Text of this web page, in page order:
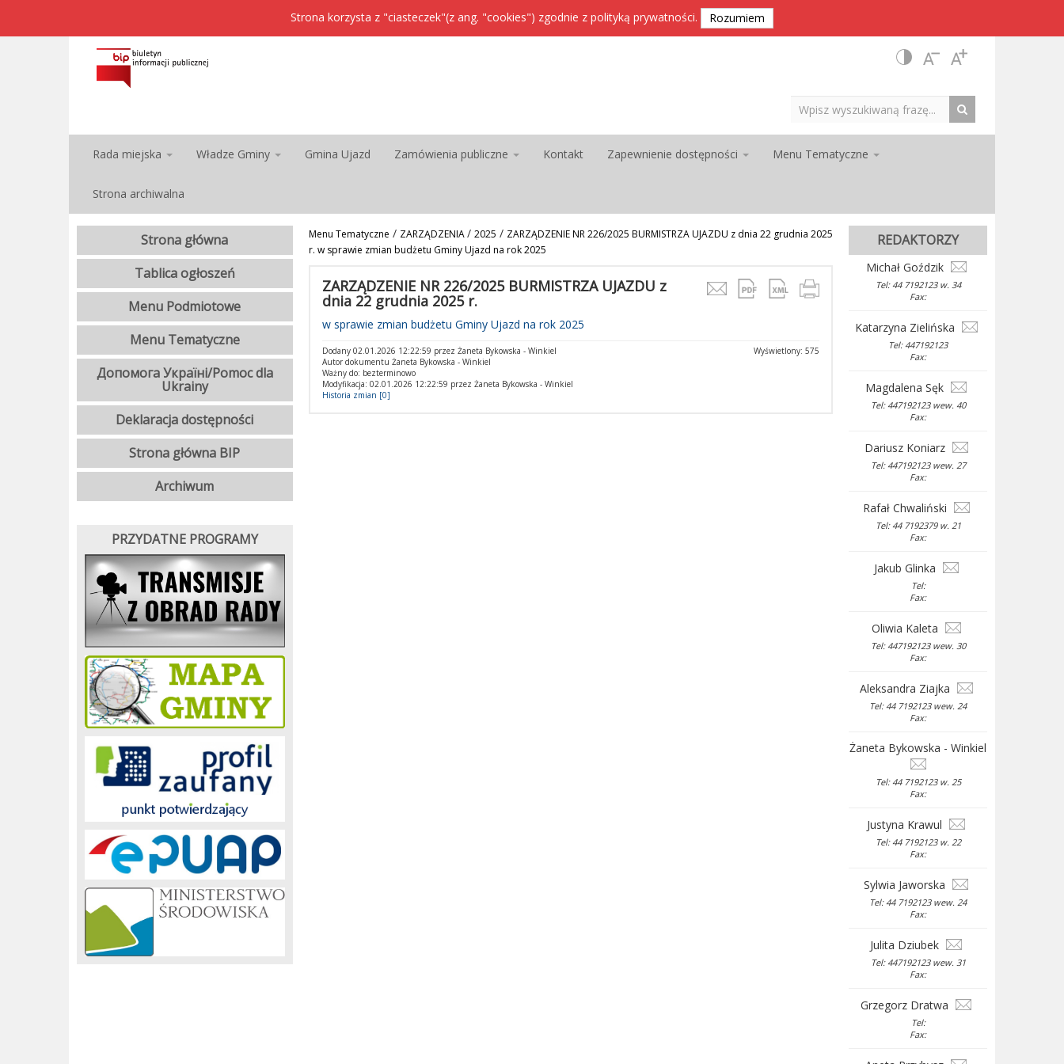
Strona korzysta z "ciasteczek"(z ang. "cookies") zgodnie z polityką prywatności. Rozumiem
Rada miejska Władze Gminy Gmina Ujazd Zamówienia publiczne Kontakt Zapewnienie dostępności Menu Tematyczne
Strona archiwalna
Menu Tematyczne / ZARZĄDZENIA/ 2025 / ZARZĄDZENIE NR 226/2025 BURMISTRZA UJAZDU z dnia 22 grudnia 2025
r. w sprawie zmian budżetu Gminy Ujazd na rok 2025
ZARZĄDZENIE NR 226/2025 BURMISTRZA UJAZDU z
dnia 22 grudnia 2025 r.
w sprawie zmian budżetu Gminy Ujazd na rok 2025
Wyświetlony: 575
Dodany 02.01.2026 12:22:59 przez Żaneta Bykowska - Winkiel
Autor dokumentu Żaneta Bykowska - Winkiel
Ważny do: bezterminowo
Modyfikacja: 02.01.2026 12:22:59 przez Żaneta Bykowska - Winkiel
Historia zmian [0]
Strona główna
Tablica ogłoszeń
Menu Podmiotowe
Menu Tematyczne
Допомога Україні/Pomoc dla
Ukrainy
Deklaracja dostępności
Strona główna BIP
Archiwum
PRZYDATNE PROGRAMY
REDAKTORZY
Michał Goździk
Tel: 44 7192123 w. 34
Fax:
Katarzyna Zielińska
Tel: 447192123
Fax:
Magdalena Sęk
Tel: 447192123 wew. 40
Fax:
Dariusz Koniarz
Tel: 447192123 wew. 27
Fax:
Rafał Chwaliński
Tel: 44 7192379 w. 21
Fax:
Jakub Glinka
Tel:
Fax:
Oliwia Kaleta
Tel: 447192123 wew. 30
Fax:
Aleksandra Ziajka
Tel: 44 7192123 wew. 24
Fax:
Żaneta Bykowska - Winkiel
Tel: 44 7192123 w. 25
Fax:
Justyna Krawul
Tel: 44 7192123 w. 22
Fax:
Sylwia Jaworska
Tel: 44 7192123 wew. 24
Fax:
Julita Dziubek
Tel: 447192123 wew. 31
Fax:
Grzegorz Dratwa
Tel:
Fax: